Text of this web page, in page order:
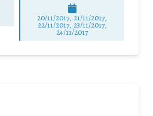
20/11/2017, 21/11/2017,
22/11/2017, 23/11/2017,
24/11/2017